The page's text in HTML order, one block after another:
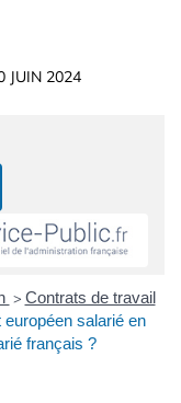
JUIN 2024
> Contrats de travail
salarié en
français ?